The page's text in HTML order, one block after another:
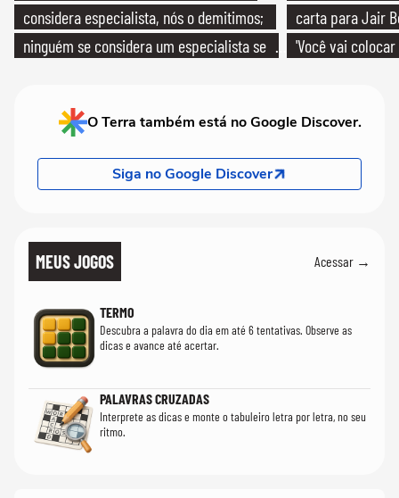
considera especialista, nós o demitimos;
ninguém se considera um especialista se
carta para Jair
'Você vai
O Terra também está no Google Discover.
Siga no Google Discover
MEUS JOGOS Acessar →
TERMO
Descubra a palavra do dia em até 6 tentativas. Observe as
dicas e avance até acertar.
PALAVRAS CRUZADAS
Interprete as dicas e monte o tabuleiro letra por letra, no seu
ritmo.